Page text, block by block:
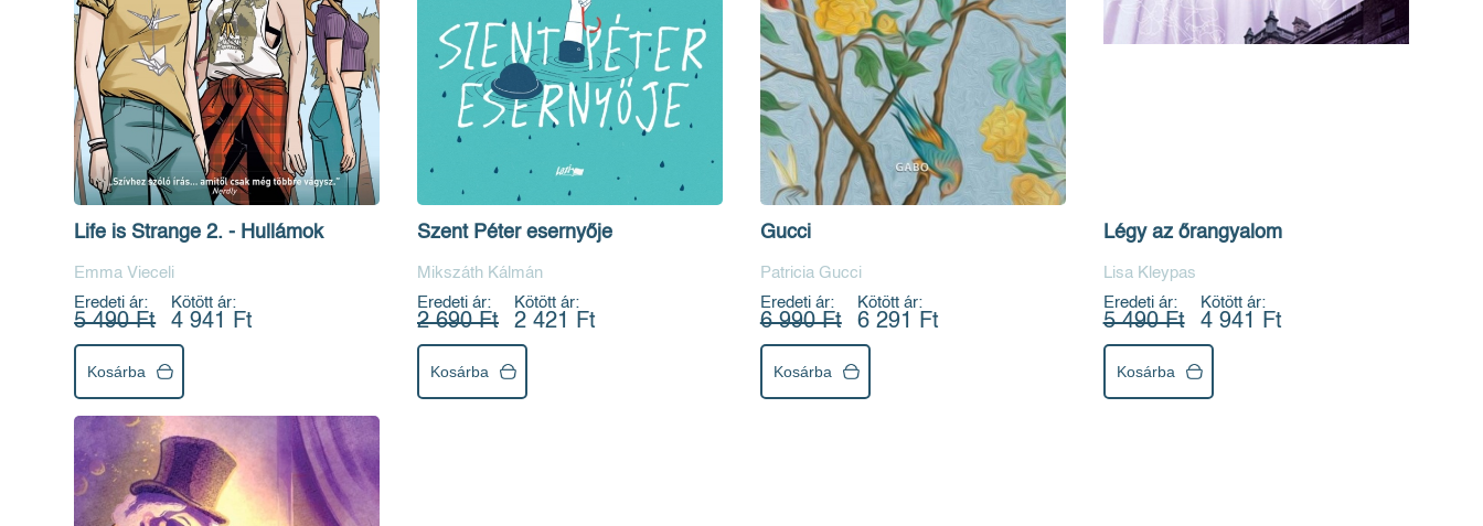
Life is Strange 2. - Hullámok
Emma Vieceli
Eredeti ár:
5 490 Ft
Kötött ár:
4 941 Ft
Kosárba
Szent Péter esernyője
Mikszáth Kálmán
Eredeti ár:
2 690 Ft
Kötött ár:
2 421 Ft
Kosárba
Gucci
Patricia Gucci
Eredeti ár:
6 990 Ft
Kötött ár:
6 291 Ft
Kosárba
Légy az őrangyalom
Lisa Kleypas
Eredeti ár:
5 490 Ft
Kötött ár:
4 941 Ft
Kosárba